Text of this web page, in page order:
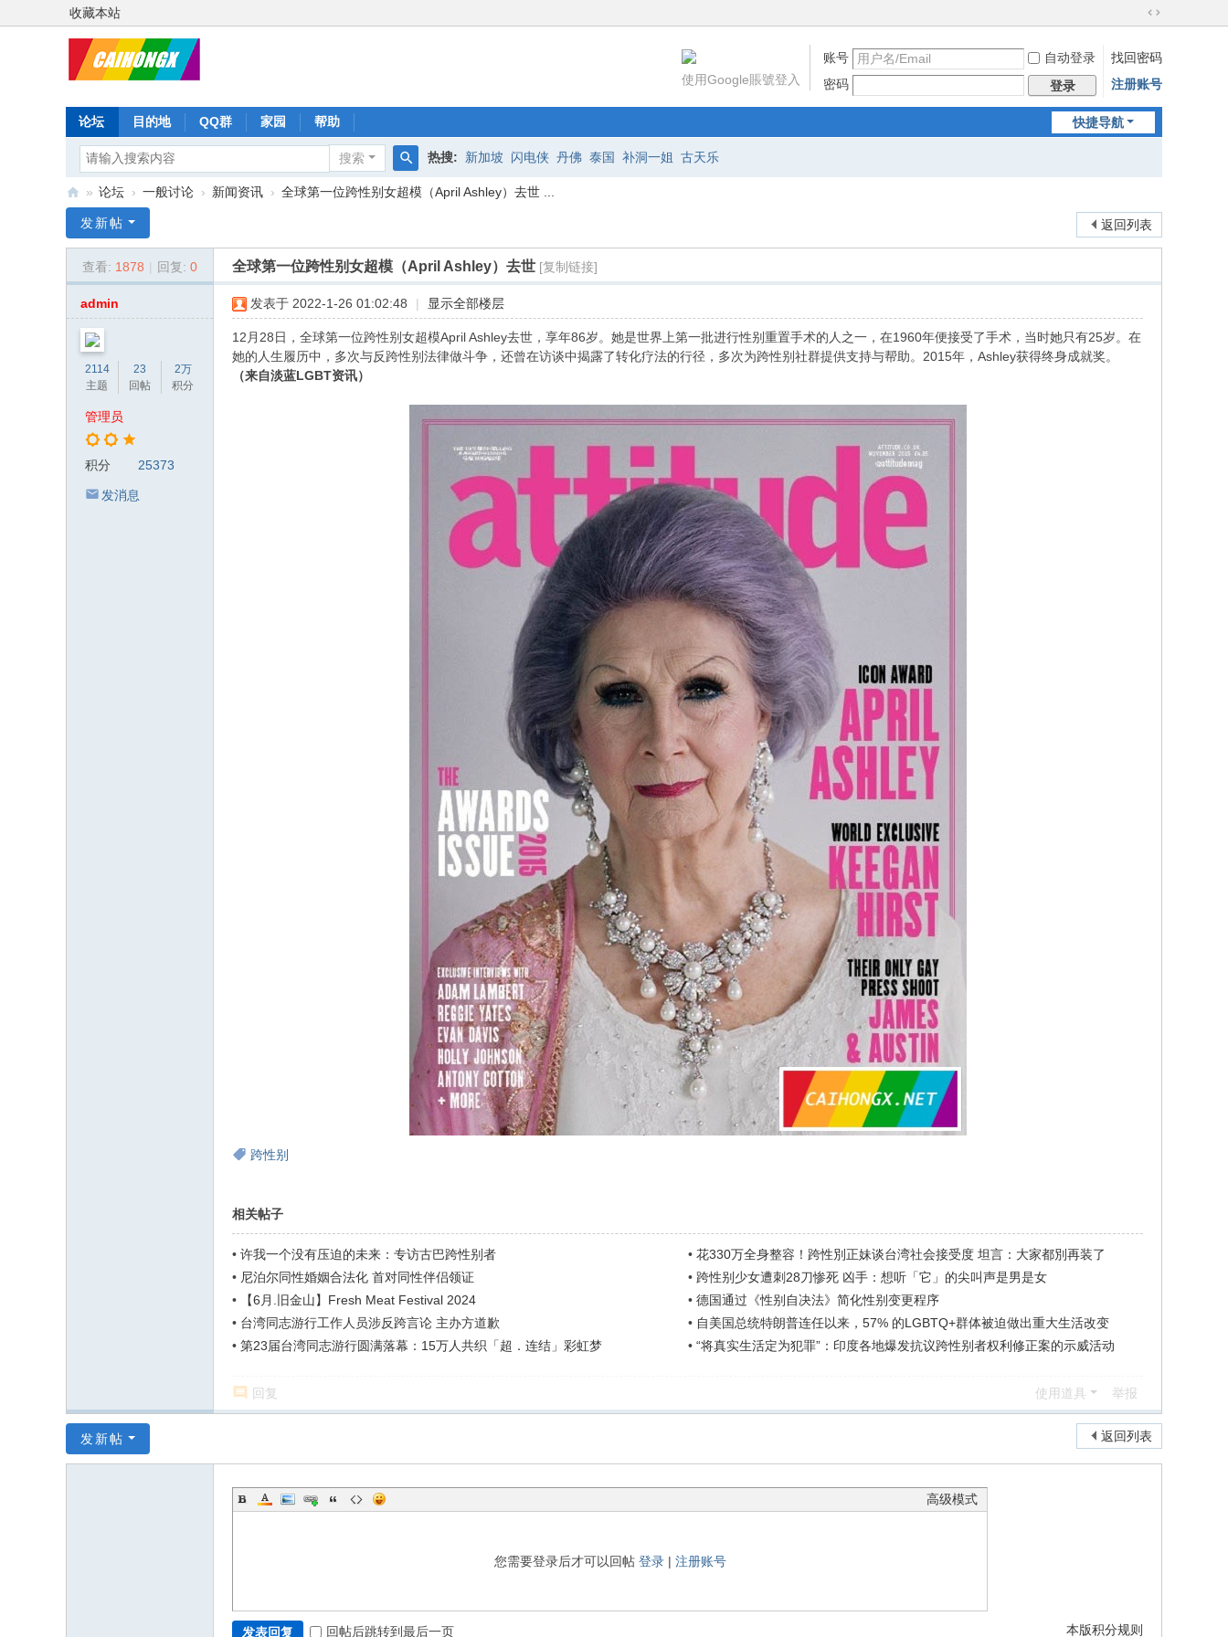
收藏本站
切
到
宽
版
账号 自动登录
找回密码
密码
登录 注册账号
使用Google賬號登入
快捷导航
论坛 目的地 QQ群 家园 帮助
搜索
搜
热搜: 新加坡 闪电侠 丹佛 泰国 补洞一姐 古天乐
虹
» 论坛 › 一般讨论 › 新闻资讯 › 全球第一位跨性别女超模（April Ashley）去世 ...
返回列表
发新帖
查看: 1878 | 回复: 0 全球第一位跨性别女超模（April Ashley）去世 [复制链接]
admin
2114
主题
23
回帖
2万
积分
管理员
积分 25373
发消息
发表于 2022-1-26 01:02:48 | 显示全部楼层
12月28日，全球第一位跨性别女超模April Ashley去世，享年86岁。她是世界上第一批进行性别重置手术的人之一，在1960年便接受了手术，当时她只有25岁。在
她的人生履历中，多次与反跨性别法律做斗争，还曾在访谈中揭露了转化疗法的行径，多次为跨性别社群提供支持与帮助。2015年，Ashley获得终身成就奖。
（来自淡蓝LGBT资讯）
跨性别
相关帖子
• 许我一个没有压迫的未来：专访古巴跨性别者 • 花330万全身整容！跨性別正妹谈台湾社会接受度 坦言：大家都別再装了
• 尼泊尔同性婚姻合法化 首对同性伴侣领证 • 跨性别少女遭刺28刀惨死 凶手：想听「它」的尖叫声是男是女
•
【6月.旧金山】Fresh Meat Festival 2024 • 德国通过《性别自决法》简化性别变更程序
• 台湾同志游行工作人员涉反跨言论 主办方道歉 • 自美国总统特朗普连任以来，57% 的LGBTQ+群体被迫做出重大生活改变
• 第23届台湾同志游行圆满落幕：15万人共织「超．连结」彩虹梦 • “将真实生活定为犯罪”：印度各地爆发抗议跨性别者权利修正案的示威活动
回复 使用道具 举报
返回列表
发新帖
高级模式
您需要登录后才可以回帖 登录| 注册账号
本版积分规则
发表回复 回帖后跳转到最后一页